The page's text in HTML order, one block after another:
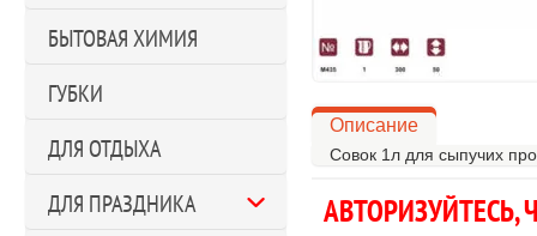
БЫТОВАЯ ХИМИЯ
ГУБКИ
ДЛЯ ОТДЫХА
ДЛЯ ПРАЗДНИКА
Описание
Совок 1л для сыпучих